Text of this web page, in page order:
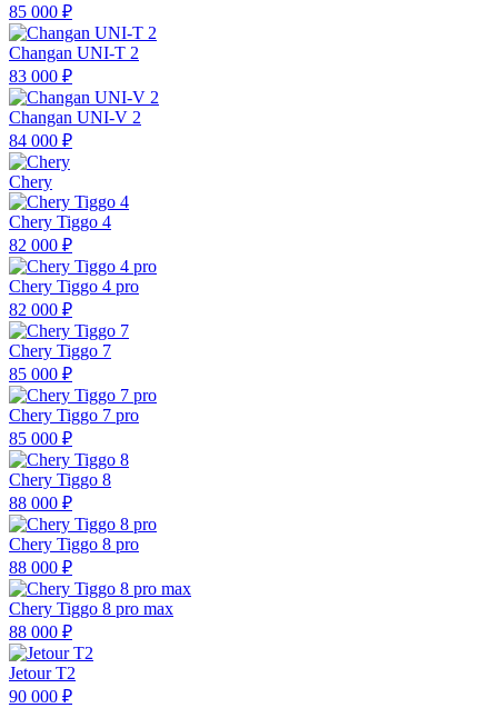
85 000 ₽
Changan UNI-T 2
83 000 ₽
Changan UNI-V 2
84 000 ₽
Chery
Chery Tiggo 4
82 000 ₽
Chery Tiggo 4 pro
82 000 ₽
Chery Tiggo 7
85 000 ₽
Chery Tiggo 7 pro
85 000 ₽
Chery Tiggo 8
88 000 ₽
Chery Tiggo 8 pro
88 000 ₽
Chery Tiggo 8 pro max
88 000 ₽
Jetour T2
90 000 ₽